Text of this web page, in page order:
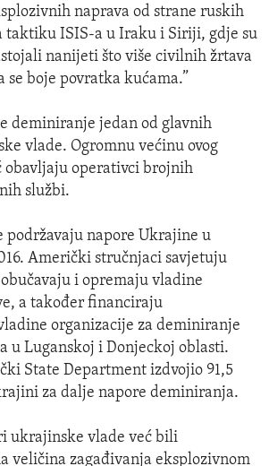
naprava od strane ruskih
taktiku ISIS-a u Iraku i Siriji, gdje su
nanijeti što više civilnih žrtava
boje povratka kućama.”
deminiranje jedan od glavnih
vlade. Ogromnu većinu ovog
obavljaju operativci brojnih
službi.
podržavaju napore Ukrajine u
Američki stručnjaci savjetuju
i opremaju vladine
a također financiraju
organizacije za deminiranje
u Luganskoj i Donjeckoj oblasti.
State Department izdvojio 91,5
za dalje napore deminiranja.
ukrajinske vlade već bili
veličina zagađivanja eksplozivnom